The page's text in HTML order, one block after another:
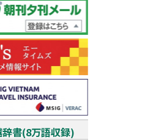
書(8万語収録)